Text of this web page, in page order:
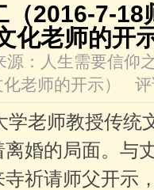
（2016-7-18
化老师的开
：人生需要信仰
化老师的开示） 评
老师教授传统
婚的局面。与
祈请师父开示